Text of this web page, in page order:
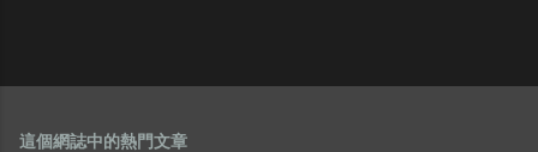
這個網誌中的熱門文章